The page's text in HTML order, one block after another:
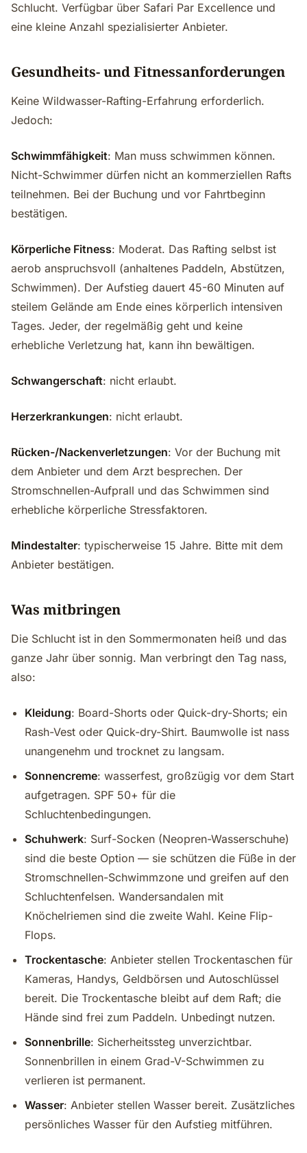
Schlucht. Verfügbar über Safari Par Excellence und
eine kleine Anzahl spezialisierter Anbieter.
Gesundheits- und Fitnessanforderungen
Keine Wildwasser-Rafting-Erfahrung erforderlich.
Jedoch:
Schwimmfähigkeit: Man muss schwimmen können.
Nicht-Schwimmer dürfen nicht an kommerziellen Rafts
teilnehmen. Bei der Buchung und vor Fahrtbeginn
bestätigen.
Körperliche Fitness: Moderat. Das Rafting selbst ist
aerob anspruchsvoll (anhaltenes Paddeln, Abstützen,
Schwimmen). Der Aufstieg dauert 45-60 Minuten auf
steilem Gelände am Ende eines körperlich intensiven
Tages. Jeder, der regelmäßig geht und keine
erhebliche Verletzung hat, kann ihn bewältigen.
Schwangerschaft: nicht erlaubt.
Herzerkrankungen: nicht erlaubt.
Rücken-/Nackenverletzungen: Vor der Buchung mit
dem Anbieter und dem Arzt besprechen. Der
Stromschnellen-Aufprall und das Schwimmen sind
erhebliche körperliche Stressfaktoren.
Mindestalter: typischerweise 15 Jahre. Bitte mit dem
Anbieter bestätigen.
Was mitbringen
Die Schlucht ist in den Sommermonaten heiß und das
ganze Jahr über sonnig. Man verbringt den Tag nass,
also:
Kleidung: Board-Shorts oder Quick-dry-Shorts; ein
Rash-Vest oder Quick-dry-Shirt. Baumwolle ist nass
unangenehm und trocknet zu langsam.
Sonnencreme: wasserfest, großzügig vor dem Start
aufgetragen. SPF 50+ für die
Schluchtenbedingungen.
Schuhwerk: Surf-Socken (Neopren-Wasserschuhe)
sind die beste Option — sie schützen die Füße in der
Stromschnellen-Schwimmzone und greifen auf den
Schluchtenfelsen. Wandersandalen mit
Knöchelriemen sind die zweite Wahl. Keine Flip-
Flops.
Trockentasche: Anbieter stellen Trockentaschen für
Kameras, Handys, Geldbörsen und Autoschlüssel
bereit. Die Trockentasche bleibt auf dem Raft; die
Hände sind frei zum Paddeln. Unbedingt nutzen.
Sonnenbrille: Sicherheitssteg unverzichtbar.
Sonnenbrillen in einem Grad-V-Schwimmen zu
verlieren ist permanent.
Wasser: Anbieter stellen Wasser bereit. Zusätzliches
persönliches Wasser für den Aufstieg mitführen.